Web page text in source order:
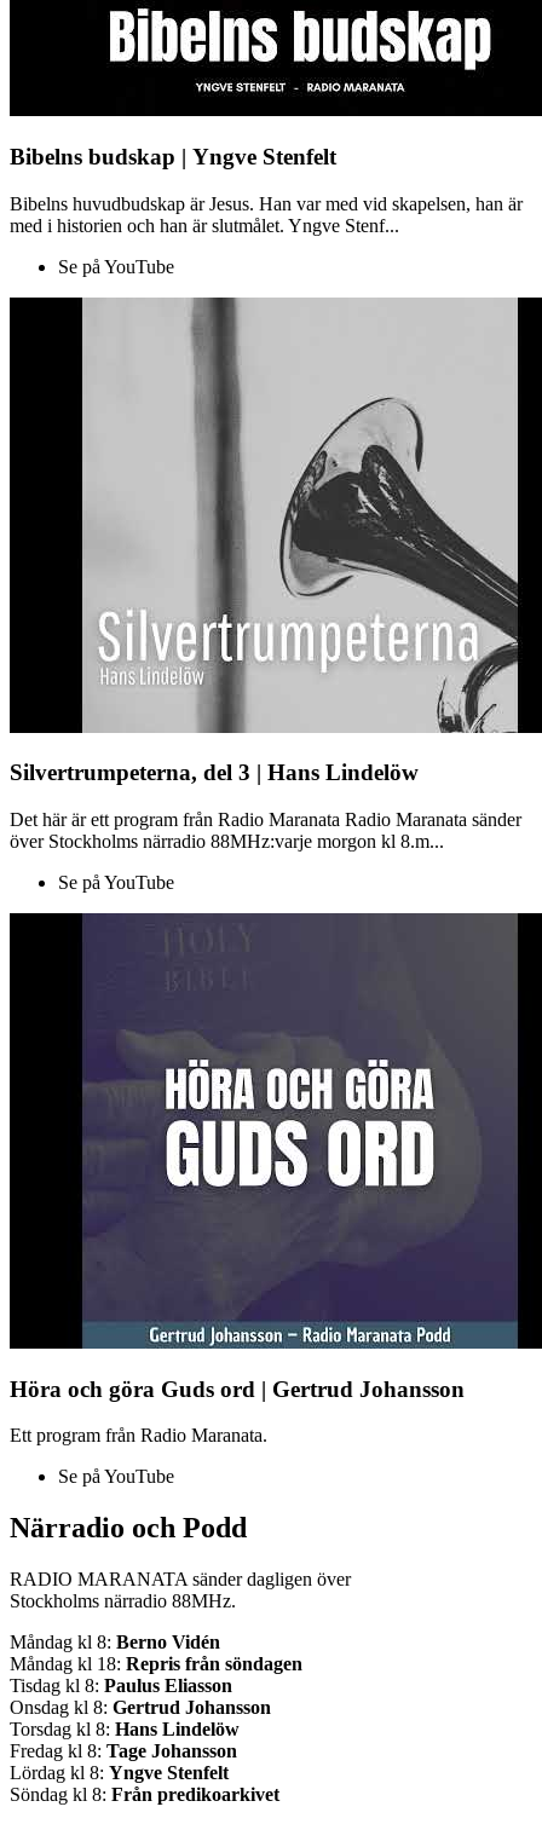
Bibelns budskap | Yngve Stenfelt
Bibelns huvudbudskap är Jesus. Han var med vid skapelsen, han är
med i historien och han är slutmålet. Yngve Stenf...
Se på YouTube
Silvertrumpeterna, del 3 | Hans Lindelöw
Det här är ett program från Radio Maranata Radio Maranata sänder
över Stockholms närradio 88MHz:varje morgon kl 8.m...
Se på YouTube
Höra och göra Guds ord | Gertrud Johansson
Ett program från Radio Maranata.
Se på YouTube
Närradio och Podd
RADIO MARANATA sänder dagligen över
Stockholms närradio 88MHz.
Måndag kl 8: Berno Vidén
Måndag kl 18: Repris från söndagen
Tisdag kl 8: Paulus Eliasson
Onsdag kl 8: Gertrud Johansson
Torsdag kl 8: Hans Lindelöw
Fredag kl 8: Tage Johansson
Lördag kl 8: Yngve Stenfelt
Söndag kl 8: Från predikoarkivet